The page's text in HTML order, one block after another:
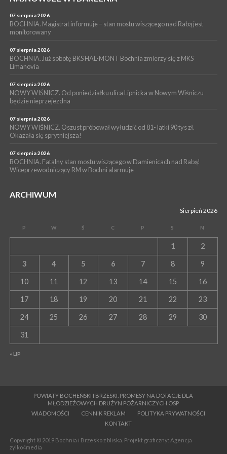
Z BOCHNI NA JASNĄ GÓRĘ. Drugi dzień wędrówki [ZDJĘCIA]
WYDARZENIA
NASZ NEWS. Powstał Komitet Ochrony Ładu
Przestrzennego Miasta Bochnia. To odpowiedź na działania
magistratu
07 sierpnia 2026
BOCHNIA. Magistrat informuje – stan mostu wiszącego nad Rabą jest
monitorowany
07 sierpnia 2026
BOCHNIA. Już sobotę BKS HAL-MONT Bochnia zmierzy się z MKS
Limanovia
07 sierpnia 2026
NOWY WIŚNICZ. Od poniedziałku ulica Lipnicka w Nowym Wiśniczu
będzie nieprzejezdna
07 sierpnia 2026
NOWY WIŚNICZ. Oszust próbował wyłudzić od 81- latki 90 tys zł.
Okazała się sprytniejsza!
07 sierpnia 2026
BOCHNIA. Fatalny stan mostu wiszącego w Damienicach nad Rabą!
Wiceprzewodniczący RM w Bochni alarmuje
ARCHIWUM
Sierpień 2026
P W Ś C P S N
« LIP
1 2
3 4 5 6 7 8 9
10 11 12 13 14 15 16
17 18 19 20 21 22 23
24 25 26 27 28 29 30
31
POWIATY BOCHEŃSKI I BRZESKI. PROMESY NA DOTACJE DLA
MŁODZIEŻOWYCH DRUŻYN POŻARNICZYCH OSP
WIADOMOŚCI
CENNIK REKLAM
POLITYKA PRYWATNOŚCI
KONTAKT
Copyright © 2019 Bochnia i Brzesko z bliska. Projekt graficzny: Agencja
zylko4media